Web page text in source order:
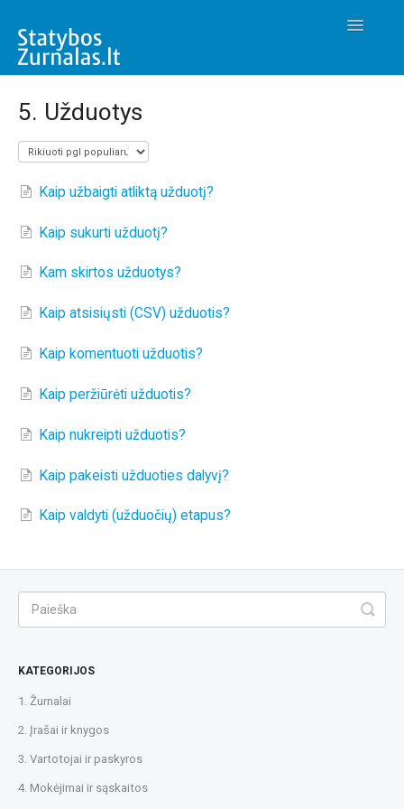
Toggle
5. Užduotys
Kaip užbaigti atliktą užduotį?
Kaip sukurti užduotį?
Kam skirtos užduotys?
Kaip atsisiųsti (CSV) užduotis?
Kaip komentuoti užduotis?
Kaip peržiūrėti užduotis?
Kaip nukreipti užduotis?
Kaip pakeisti užduoties dalyvį?
Kaip valdyti (užduočių) etapus?
KATEGORIJOS
1. Žurnalai
2. Įrašai ir knygos
3. Vartotojai ir paskyros
4. Mokėjimai ir sąskaitos